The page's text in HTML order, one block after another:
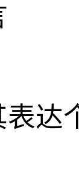
表达